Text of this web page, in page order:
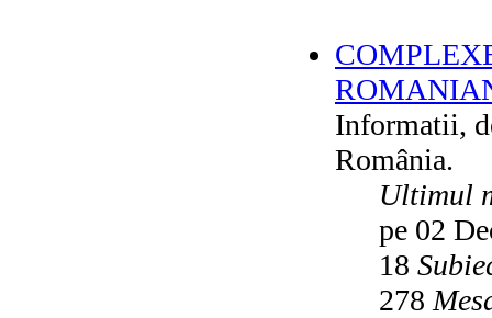
Informatii,
România.
Ultimul
pe 02
18
278